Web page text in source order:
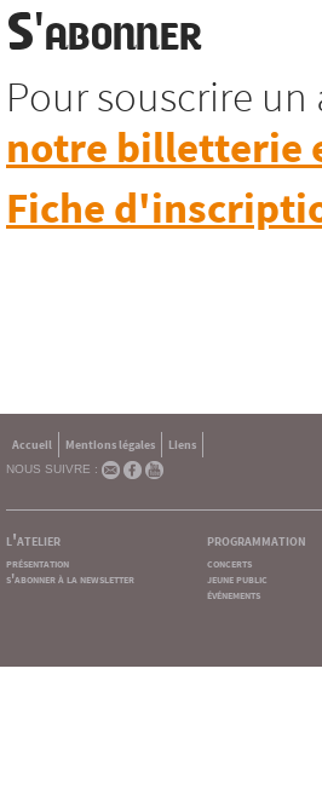
S'abonner
Pour souscrire
notre billetterie
Fiche
Accueil Mentions légales
Liens
NOUS SUIVRE :
l'atelier
présentation
s'abonner à la newsletter
programmation
concerts
jeune public
événements